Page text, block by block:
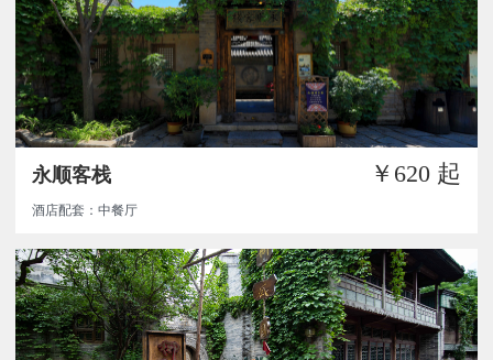
永顺客栈 ￥620 起
酒店配套：中餐厅